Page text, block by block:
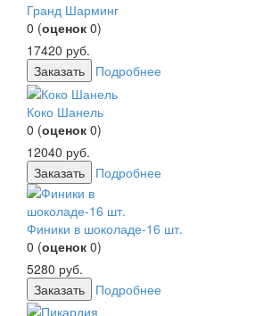
Гранд Шарминг
0 (оценок 0)
17420 руб.
Заказать
Подробнее
Коко Шанель
0 (оценок 0)
12040 руб.
Заказать
Подробнее
Финики в шоколаде-16 шт.
0 (оценок 0)
5280 руб.
Заказать
Подробнее